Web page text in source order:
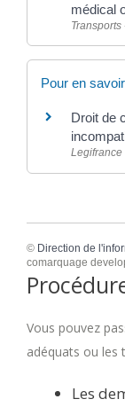
médical
Pour en
Droit de
Legifrance
© Direction de
comarquage
Vous pouvez
adéquats ou les
Les